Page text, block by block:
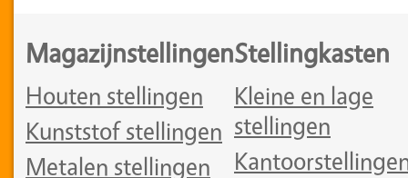
Magazijnstellingen
Houten stellingen
Kunststof stellingen
Metalen stellingen
Stellingkasten
Kleine en lage
stellingen